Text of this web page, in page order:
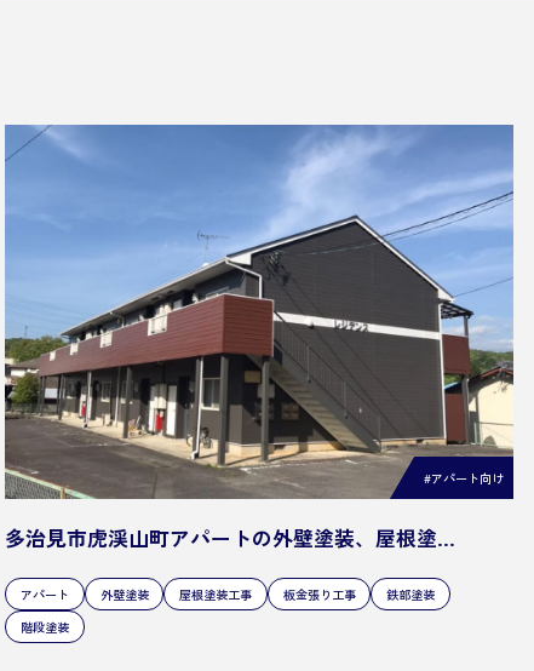
#アパート向け
多治見市虎渓山町アパートの外壁塗装、屋根塗…
アパート 外壁塗装 屋根塗装工事 板金張り工事
鉄部塗装
階段塗装